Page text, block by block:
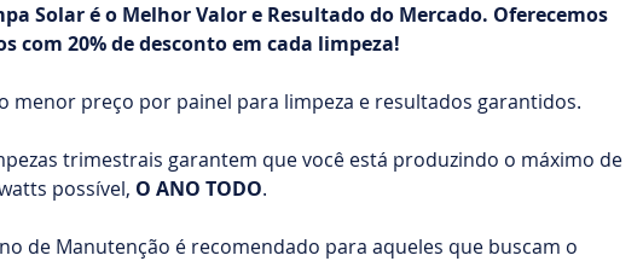
Solar é o Melhor Valor e Resultado do Mercado. Oferecemos
com 20% de desconto em cada limpeza!
menor preço por painel para limpeza e resultados garantidos.
trimestrais garantem que você está produzindo o máximo de
possível, O ANO TODO.
de Manutenção é recomendado para aqueles que buscam o